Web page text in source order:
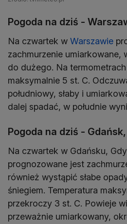
Pogoda na dziś -
Na czwartek w Warszawie
zachmurzenie umiarkowane,
do dużego. Na
maksymalnie 5 st. C.
południowy, słaby i
dalej spadać, w południe
Pogoda na dziś -
Na czwartek w Gdańsku,
prognozowane jest
również wystąpić słabe
śniegiem. Temperatura
przekroczy 3 st. C. Powieje
przeważnie umiarkowany,